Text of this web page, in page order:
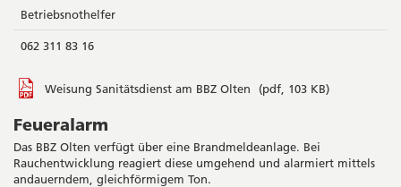
Betriebsnothelfer
062 311 83 16
Weisung Sanitätsdienst am BBZ Olten (pdf, 103 KB)
Feueralarm
Das BBZ Olten verfügt über eine Brandmeldeanlage. Bei
Rauchentwicklung reagiert diese umgehend und alarmiert mittels
andauerndem, gleichförmigem Ton.